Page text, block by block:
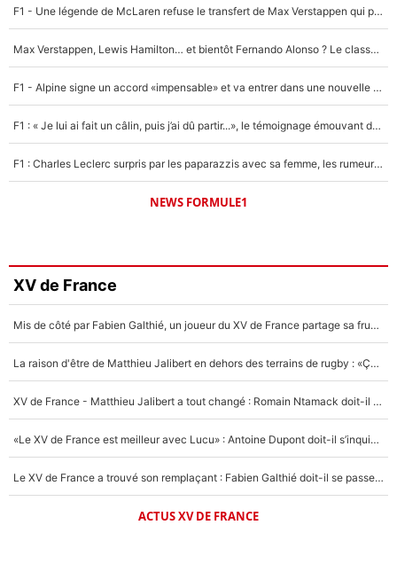
F1 - Une légende de McLaren refuse le transfert de Max Verstappen qui pourrait «faire des vagues» et plomber l'ambiance dans l'équipe
Max Verstappen, Lewis Hamilton… et bientôt Fernando Alonso ? Le classement des pilotes les mieux payés en Formule 1 risque de changer !
F1 - Alpine signe un accord «impensable» et va entrer dans une nouvelle dimension : Grande nouvelle pour Pierre Gasly !
F1 : « Je lui ai fait un câlin, puis j’ai dû partir...», le témoignage émouvant de Max Verstappen sur sa fille
F1 : Charles Leclerc surpris par les paparazzis avec sa femme, les rumeurs étaient vraies !
NEWS FORMULE1
XV de France
Mis de côté par Fabien Galthié, un joueur du XV de France partage sa frustration : «ils ne me l’ont pas dit tout de suite»
La raison d'être de Matthieu Jalibert en dehors des terrains de rugby : «Ça m'atteint autant que si tu touches à un membre de ma famille»
XV de France - Matthieu Jalibert a tout changé : Romain Ntamack doit-il s’inquiéter pour sa place à un an de la Coupe du monde ?
«Le XV de France est meilleur avec Lucu» : Antoine Dupont doit-il s’inquiéter pour sa place ?
Le XV de France a trouvé son remplaçant : Fabien Galthié doit-il se passer d'Antoine Dupont ?
ACTUS XV DE FRANCE